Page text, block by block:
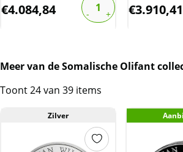
€4.084,84 €3.910,41
Meer van de Somalische Olifant
Toont 24 van 39 items
Zilver